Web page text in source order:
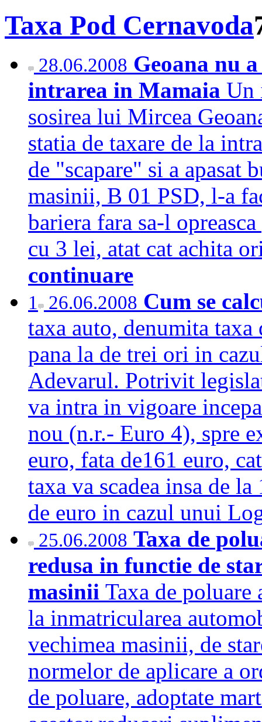
Taxa Pod Cernavoda
28.06.2008 Geoana nu
intrarea in Mamaia Un
sosirea lui Mircea
statia de taxare de la
de "scapare" si a apasat
masinii, B 01 PSD, l-a
bariera fara sa-l
cu 3 lei, atat cat achita
continuare
1 26.06.2008 Cum se
taxa auto, denumita
pana la de trei ori in
Adevarul. Potrivit
va intra in vigoare
nou (n.r.- Euro 4), spre
euro, fata de161 euro,
taxa va scadea insa de
de euro in cazul unui
25.06.2008 Taxa de
redusa in functie de
masinii Taxa de
la inmatricularea
vechimea masinii, de
normelor de aplicare a
de poluare, adoptate